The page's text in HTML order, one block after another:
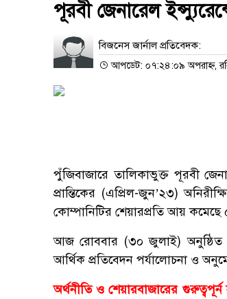
পূরবী জেনারেল
বিজনেস জার্নাল প্রতিবেদক:
আপডেট: ০৭:২৪:০৯ অপরাহ্ন,
পুঁজিবাজারে তালিকাভুক্ত পূরবী
প্রান্তিকের (এপ্রিল-জুন’২৩)
কোম্পানিটির শেয়ারপ্রতি আয় কমেছে
আজ রোববার (৩০ জুলাই) অনুষ্ঠিত
আর্থিক প্রতিবেদন পর্যালোচনা ও
অর্থনীতি ও শেয়ারবাজারের